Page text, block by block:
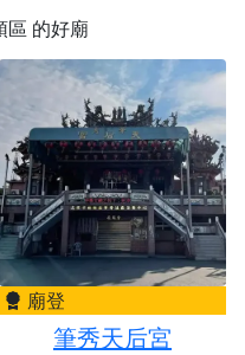
區 的好廟
廟登
筆秀天后宮